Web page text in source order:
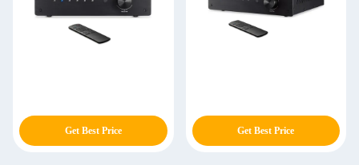
Get Best Price Get Best Price